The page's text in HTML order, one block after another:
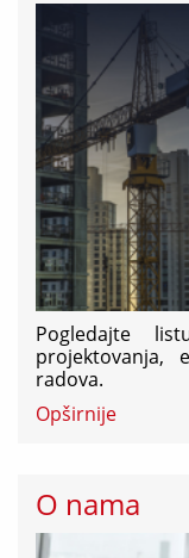
Pogledajte
projektovanja,
radova.
Opširnije
O nama